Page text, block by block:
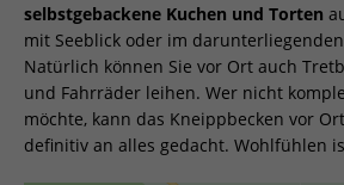
selbstgebackene Kuchen und Torten
mit Seeblick oder im
Natürlich können Sie vor Ort auch
und Fahrräder leihen. Wer nicht
möchte, kann das Kneippbecken vor
definitiv an alles gedacht. Wohlfühlen